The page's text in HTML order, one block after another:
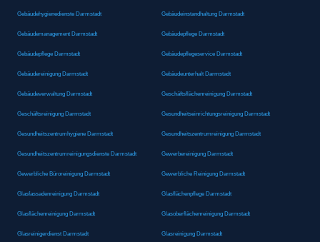
Gebäudehygienedienste Darmstadt Gebäudeinstandhaltung Darmstadt
Gebäudemanagement Darmstadt Gebäudepflege Darmstadt
Gebäudepflege Darmstadt Gebäudepflegeservice Darmstadt
Gebäudereinigung Darmstadt Gebäudeunterhalt Darmstadt
Gebäudeverwaltung Darmstadt Geschäftsflächenreinigung Darmstadt
Geschäftsreinigung Darmstadt Gesundheitseinrichtungsreinigung Darmstadt
Gesundheitszentrumhygiene Darmstadt Gesundheitszentrumreinigung Darmstadt
Gesundheitszentrumreinigungsdienste Darmstadt Gewerbereinigung Darmstadt
Gewerbliche Büroreinigung Darmstadt Gewerbliche Reinigung Darmstadt
Glasfassadenreinigung Darmstadt Glasflächenpflege Darmstadt
Glasflächenreinigung Darmstadt Glasoberflächenreinigung Darmstadt
Glasreinigerdienst Darmstadt Glasreinigung Darmstadt